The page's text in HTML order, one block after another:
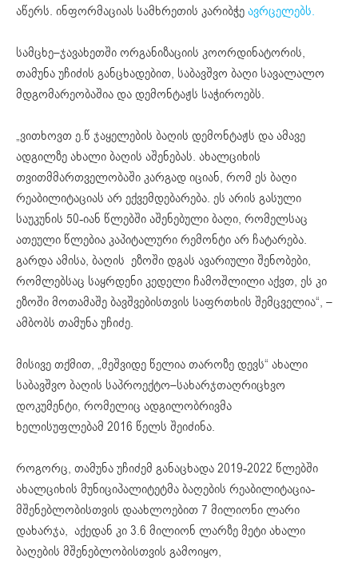
აწერს. ინფორმაციას სამხრეთის კარიბჭეავრცელებს.
სამცხე–ჯავახეთში ორგანიზაციის კოორდინატორის,
თამუნა უჩიძის განცხადებით, საბავშვო ბაღი სავალალო
მდგომარეობაშია და დემონტაჟს საჭიროებს.
„ვითხოვთ ე.წ ჯაყელების ბაღის დემონტაჟს და ამავე
ადგილზე ახალი ბაღის აშენებას. ახალციხის
თვითმმართველობაში კარგად იციან, რომ ეს ბაღი
რეაბილიტაციას არ ექვემდებარება. ეს არის გასული
საუკუნის 50-იან წლებში აშენებული ბაღი, რომელსაც
ათეული წლებია კაპიტალური რემონტი არ ჩატარება.
გარდა ამისა, ბაღის ეზოში დგას ავარიული შენობები,
რომლებსაც საყრდენი კედელი ჩამოშლილი აქვთ, ეს კი
ეზოში მოთამაშე ბავშვებისთვის საფრთხის შემცველია“, –
ამბობს თამუნა უჩიძე.
მისივე თქმით, „მეშვიდე წელია თაროზე დევს“ ახალი
საბავშვო ბაღის საპროექტო–სახარჯთაღრიცხვო
დოკუმენტი, რომელიც ადგილობრივმა
ხელისუფლებამ 2016 წელს შეიძინა.
როგორც, თამუნა უჩიძემ განაცხადა 2019-2022 წლებში
ახალციხის მუნიციპალიტეტმა ბაღების რეაბილიტაცია-
მშენებლობისთვის დაახლოებით 7 მილიონი ლარი
დახარჯა, აქედან კი 3.6 მილიონ ლარზე მეტი ახალი
ბაღების მშენებლობისთვის გამოიყო,